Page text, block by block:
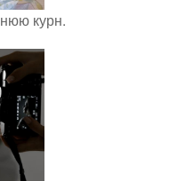
курн.